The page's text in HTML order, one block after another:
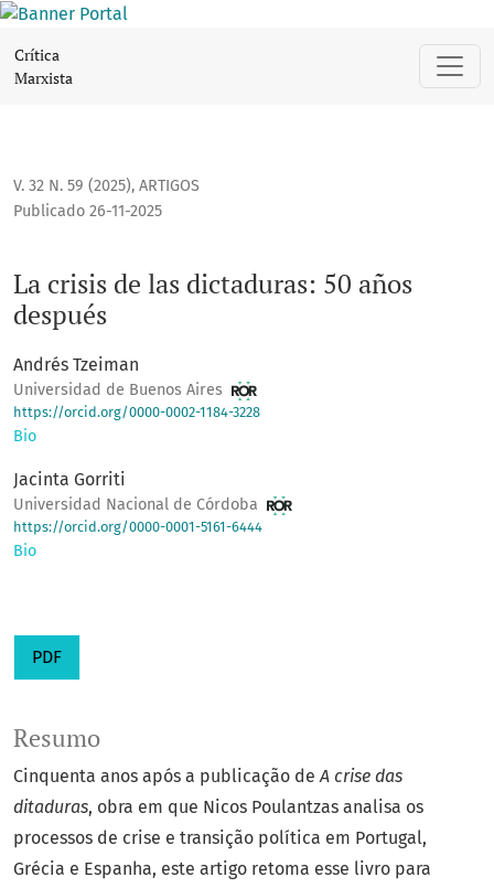
Crítica
Marxista
V. 32 N. 59 (2025), ARTIGOS
La crisis de las dictaduras: 50 años
después
Publicado 26-11-2025
Andrés Tzeiman
Universidad de Buenos Aires
https://orcid.org/0000-0002-1184-3228
Bio
Jacinta Gorriti
Universidad Nacional de Córdoba
https://orcid.org/0000-0001-5161-6444
Bio
PDF
Resumo
Cinquenta anos após a publicação deA crise das
ditaduras, obra em que Nicos Poulantzas analisa os
processos de crise e transição política em Portugal,
Grécia e Espanha, este artigo retoma esse livro para